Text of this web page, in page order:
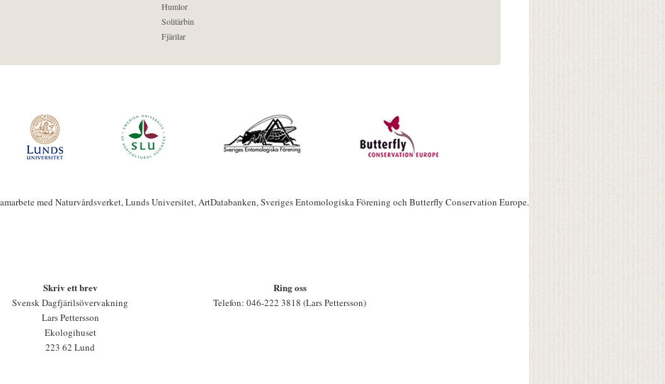
Humlor
Solitärbin
Fjärilar
med Naturvårdsverket, Lunds Universitet, ArtDatabanken, Sveriges Entomologiska Förening och Butterfly Conservation Europe.
Skriv ett brev
Svensk Dagfjärilsövervakning
Lars Pettersson
Ekologihuset
223 62 Lund
Ring oss
Telefon: 046-222 3818 (Lars Pettersson)